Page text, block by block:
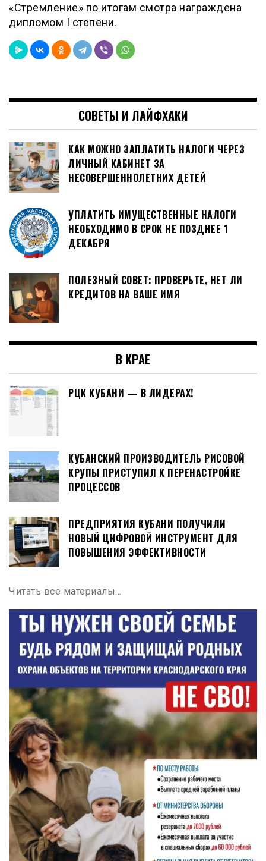
«Стремление» по итогам смотра награждена
дипломом I степени.
СОВЕТЫ И ЛАЙФХАКИ
КАК МОЖНО ЗАПЛАТИТЬ НАЛОГИ ЧЕРЕЗ
ЛИЧНЫЙ КАБИНЕТ ЗА
НЕСОВЕРШЕННОЛЕТНИХ ДЕТЕЙ
УПЛАТИТЬ ИМУЩЕСТВЕННЫЕ НАЛОГИ
НЕОБХОДИМО В СРОК НЕ ПОЗДНЕЕ 1
ДЕКАБРЯ
ПОЛЕЗНЫЙ СОВЕТ: ПРОВЕРЬТЕ, НЕТ ЛИ
КРЕДИТОВ НА ВАШЕ ИМЯ
В КРАЕ
РЦК КУБАНИ — В ЛИДЕРАХ!
КУБАНСКИЙ ПРОИЗВОДИТЕЛЬ РИСОВОЙ
КРУПЫ ПРИСТУПИЛ К ПЕРЕНАСТРОЙКЕ
ПРОЦЕССОВ
ПРЕДПРИЯТИЯ КУБАНИ ПОЛУЧИЛИ
НОВЫЙ ЦИФРОВОЙ ИНСТРУМЕНТ ДЛЯ
ПОВЫШЕНИЯ ЭФФЕКТИВНОСТИ
Читать все материалы…